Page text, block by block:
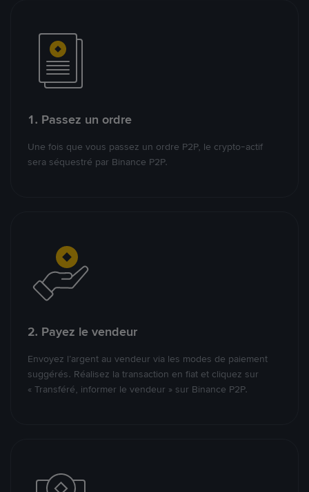
1. Passez un ordre
Une fois que vous passez un ordre P2P, le crypto-actif
sera séquestré par Binance P2P.
2. Payez le vendeur
Envoyez l’argent au vendeur via les modes de paiement
suggérés. Réalisez la transaction en fiat et cliquez sur
« Transféré, informer le vendeur » sur Binance P2P.